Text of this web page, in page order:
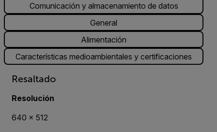
Comunicación y almacenamiento de datos
General
Alimentación
Características medioambientales y certificaciones
Resaltado
Resolución
640 × 512